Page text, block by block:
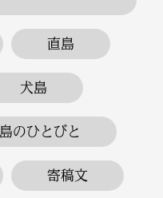
直島
犬島
島のひとびと
寄稿文